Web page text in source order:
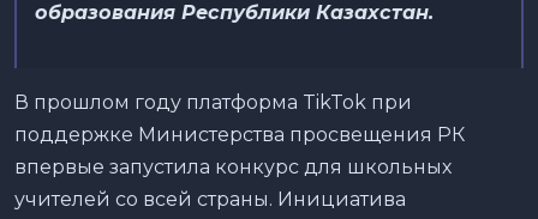
образования Республики Казахстан.
В прошлом году платформа TikTok при
поддержке Министерства просвещения РК
впервые запустила конкурс для школьных
учителей со всей страны. Инициатива